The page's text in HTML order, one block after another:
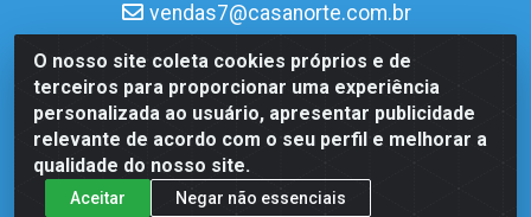
O nosso site coleta cookies próprios e de
terceiros para proporcionar uma experiência
personalizada ao usuário, apresentar publicidade
relevante de acordo com o seu perfil e melhorar a
qualidade do nosso site.
Aceitar Negar não essenciais
vendas7@casanorte.com.br
Casa Norte LTDA - Av. Interventor Mário Câmara, 1815 - Dix-
Sept Rosado, Natal/RN - CEP 59054-600 - CNPJ
08.713.513/0001-51